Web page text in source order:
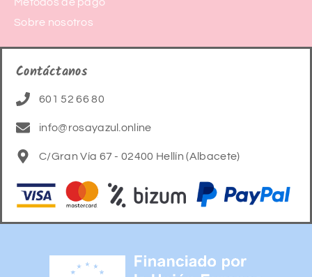
Sobre nosotros
Contáctanos
601 52 66 80
info@rosayazul.online
C/Gran Vía 67 - 02400 Hellín (Albacete)